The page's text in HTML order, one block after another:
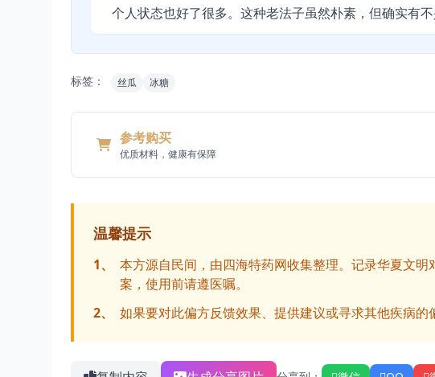
个人状态也好了很多。这种老法子虽然朴素，但确实有不
标签： 丝瓜 冰糖
参考购买
优质材料，健康有保障
温馨提示
1、
本方源自民间，由四海特药网收集整理。记录华夏文
案，使用前请遵医嘱。
2、
如果要对此偏方反馈效果、提供建议或寻求其他疾病的